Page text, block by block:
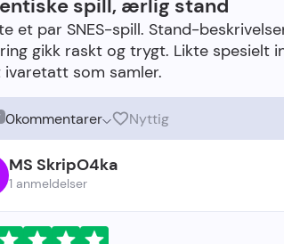
spill, ærlig stand
et par SNES-spill. Stand-
gikk raskt og trygt. Likte spesielt
0kommentarer Nyttig
MS SkripO4ka
1 anmeldelser